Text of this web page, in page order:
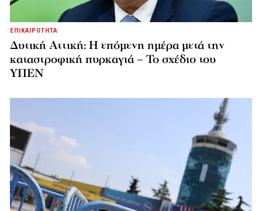
ΕΠΙΚΑΙΡΟΤΗΤΑ
Δυτική Αττική: Η επόμενη ημέρα μετά την
καταστροφική πυρκαγιά – Το σχέδιο του
ΥΠΕΝ